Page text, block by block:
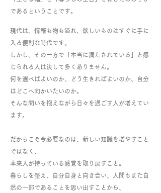
であるということです。
現代は、情報も物も溢れ、欲しいものはすぐに手に
入る便利な時代です。
しかし、その一方で「本当に満たされている」と感
じられる人は決して多くありません。
何を選べばよいのか、どう生きればよいのか、自分
はどこへ向かいたいのか。
そんな問いを抱えながら日々を過ごす人が増えてい
ます。
だからこそ今必要なのは、新しい知識を増やすこと
ではなく、
本来人が持っている感覚を取り戻すこと。
暮らしを整え、自分自身と向き合い、人間もまた自
然の一部であることを思い出すことから、